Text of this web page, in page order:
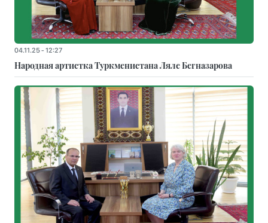
04.11.25 - 12:27
Народная артистка Туркменистана Ляле Бегназарова